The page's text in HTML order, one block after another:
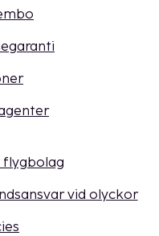
flygbolag
vid olyckor